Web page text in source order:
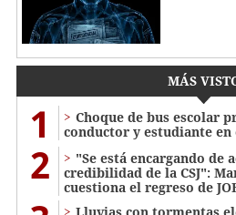
MÁS
1
Choque de bus escolar
conductor y estudiante
2
"Se está encargando de
credibilidad de la CSJ":
cuestiona el regreso de